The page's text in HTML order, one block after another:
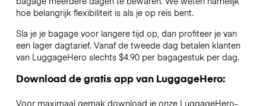
hoe belangrijk flexibiliteit is als je op reis bent.
Sla je je bagage voor langere tijd op, dan profiteer je van
een lager dagtarief. Vanaf de tweede dag betalen klanten
van LuggageHero slechts $4.90 per bagagestuk per dag.
Download de gratis app van LuggageHero:
Voor maximaal gemak download je onze LuggageHero-